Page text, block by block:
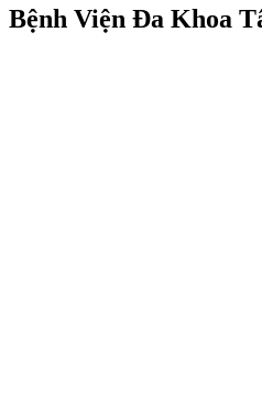
Bệnh Viện Đa Khoa